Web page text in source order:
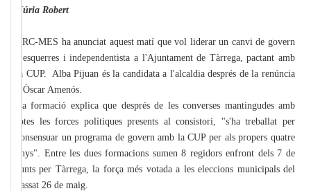
Núria Robert
ERC-MES ha anunciat aquest matí que vol liderar un canvi de govern
d'esquerres i independentista a l'Ajuntament de Tàrrega, pactant amb
la CUP. Alba Pijuan és la candidata a l'alcaldia després de la renúncia
d'Òscar Amenós.
La formació explica que després de les converses mantingudes amb
totes les forces polítiques presents al consistori, "s'ha treballat per
consensuar un programa de govern amb la CUP per als propers quatre
anys". Entre les dues formacions sumen 8 regidors enfront dels 7 de
Junts per Tàrrega, la força més votada a les eleccions municipals del
passat 26 de maig.